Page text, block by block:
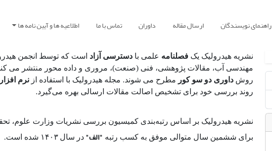
راهنمای نویسندگان ارسال مقاله داوران تماس با ما اطلاعیه ها و آیین نامه ها
نشریه هیدرولیک یک فصلنامه علمی با دسترسی آزاد است که توسط انجمن
مهندسی آب، مقالات پژوهشی، فنی (صنعت)، مروری و داده محور منتشر می
روش داوری دو سو کور مطرح می شوند. مجله هیدرولیک با استفاده از نرم
روند بررسی خود برای تشخیص اصالت مقالات ارسالی بهره می‌گیرد.
نشریه هیدرولیک بر اساس رتبه‌بندی کمیسیون بررسی نشریات وزارت علوم،
برای ششمین سال متوالی موفق به کسب رتبه "الف" در سال ۱۴۰۳ شده است.